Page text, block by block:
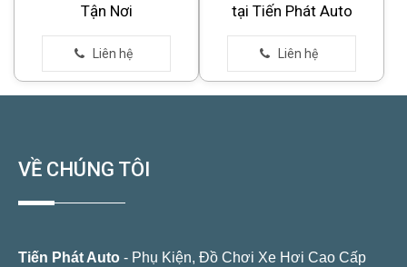
Tận Nơi
tại Tiến Phát Auto
VỀ CHÚNG TÔI
Tiến Phát Auto - Phụ Kiện, Đồ Chơi Xe Hơi Cao Cấp